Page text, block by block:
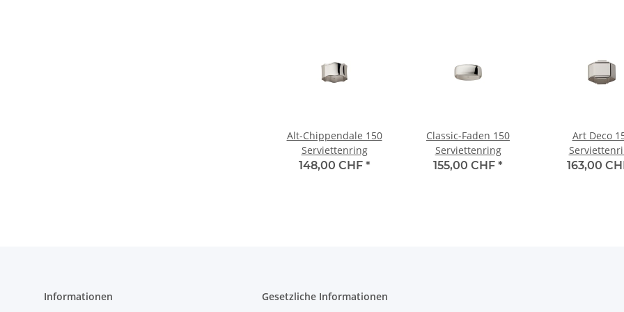
Alt-Chippendale 150
Serviettenring
148,00 CHF *
Classic-Faden 150
Serviettenring
155,00 CHF *
Art Deco
163,00
Informationen Gesetzliche Informationen